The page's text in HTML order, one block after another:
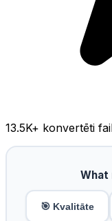
13.5K+ konvertēti
What
🎯 Kvalitāte